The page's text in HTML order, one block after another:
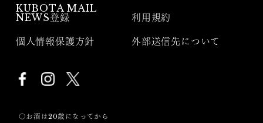
KUBOTA MAIL
NEWS登録
利用規約
個人情報保護方針 外部送信先について
〇お酒は20歳になってから